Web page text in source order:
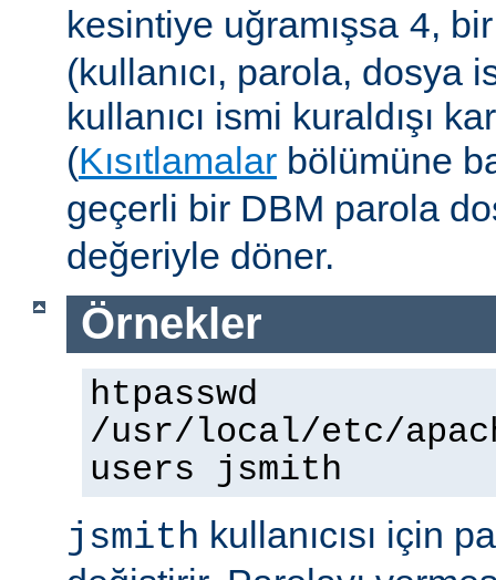
kesintiye uğramışsa 4,
(kullanıcı, parola, dosya
kullanıcı ismi kuraldışı
(Kısıtlamalar bölümüne
geçerli bir DBM parola
değeriyle döner.
Örnekler
htpasswd
/usr/local/etc/
users jsmith
jsmith kullanıcısı için